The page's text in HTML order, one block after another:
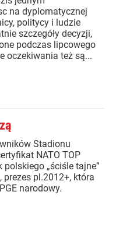
na dyplomatycznej
politycy i ludzie
szczegóły decyzji,
podczas lipcowego
oczekiwania też są...
Stadionu
NATO TOP
polskiego „ściśle tajne”
pl.2012+, która
narodowy.